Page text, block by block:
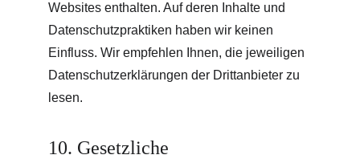
Websites enthalten. Auf deren Inhalte und
Datenschutzpraktiken haben wir keinen
Einfluss. Wir empfehlen Ihnen, die jeweiligen
Datenschutzerklärungen der Drittanbieter zu
lesen.
10. Gesetzliche